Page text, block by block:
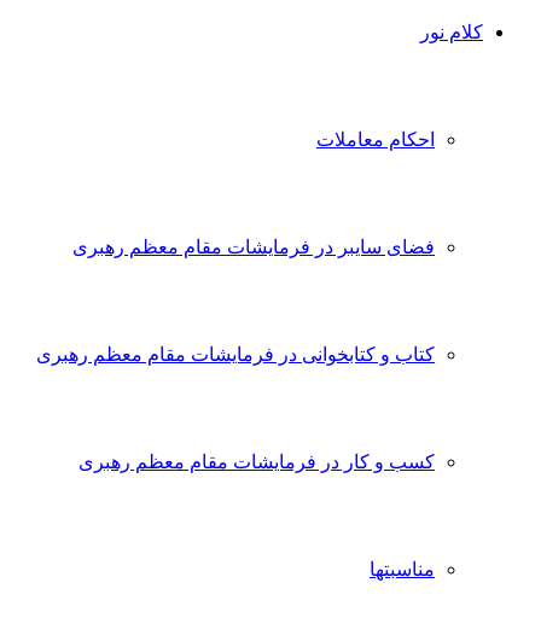
کلام نور
احکام معاملات
فضای سایبر در فرمایشات مقام معظم رهبری
کتاب و کتابخوانی در فرمایشات مقام معظم رهبری
کسب و کار در فرمایشات مقام معظم رهبری
مناسبتها